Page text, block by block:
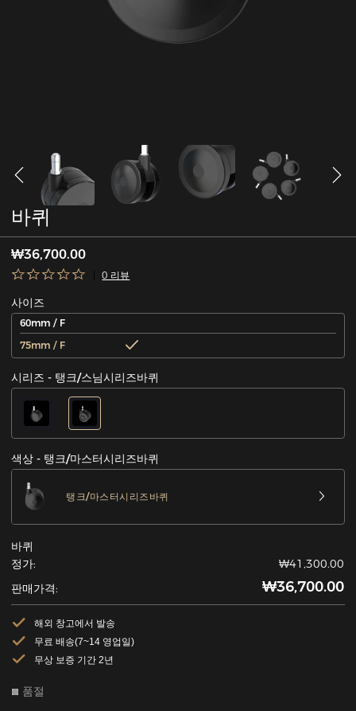
바퀴
₩36,700.00
0 리뷰
사이즈
60mm / F
75mm / F
시리즈 - 탱크/스님시리즈바퀴
색상 - 탱크/마스터시리즈바퀴
탱크/마스터시리즈바퀴
바퀴
정가:
₩41,300.00
판매가격:
₩36,700.00
해외 창고에서 발송
무료 배송(7~14 영업일)
무상 보증 기간 2년
품절